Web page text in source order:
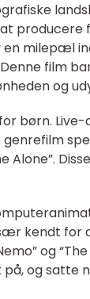
producere
en milepæl
film
og
for børn.
Alone”.
kendt for
og
og satte